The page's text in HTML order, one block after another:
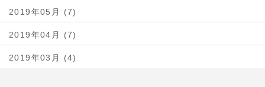
2019年05月 (7)
2019年04月 (7)
2019年03月 (4)